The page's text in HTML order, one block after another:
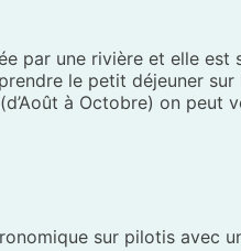
par une rivière et elle est
le petit déjeuner
à Octobre) on peut
sur pilotis avec